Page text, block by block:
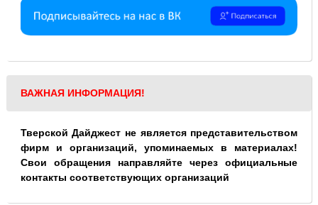
ВАЖНАЯ ИНФОРМАЦИЯ!
Тверской Дайджест не является представительством
фирм и организаций, упоминаемых в материалах!
Свои обращения направляйте через официальные
контакты соответствующих организаций